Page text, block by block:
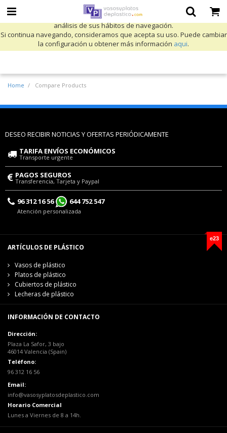
Utilizamos cookies propias y de terceros para mejorar nuestros servicios
y mostrarle publicidad relacionada con sus preferencias mediante el
análisis de sus hábitos de navegación.
Si continua navegando, consideramos que acepta su uso. Puede cambiar
la configuración u obtener más información aqui.
Home Compare Products
DESEO RECIBIR NOTICIAS Y OFERTAS PERIÓDICAMENTE
TARIFA ENVÍOS ECONÓMICOS
Transporte urgente
PAGOS SEGUROS
Transferencia, Tarjeta y Paypal
96 312 16 56 644 752 547
Atención personalizada
e23
ARTÍCULOS DE PLÁSTICO
Vasos de plástico
Platos de plástico
Cubiertos de plástico
Lecheras de plástico
INFORMACIÓN DE CONTACTO
Dirección:
Plaza La Safor, 3 bajo
46014 Valencia (Spain)
Teléfono:
96 312 16 56
Email:
info@vasosyplatosdeplastico.com
Horario Comercial
Lunes a Viernes de 8 a 14h.